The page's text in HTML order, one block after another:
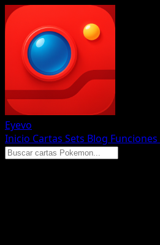
Eyevo
Inicio Cartas Sets Blog Funciones